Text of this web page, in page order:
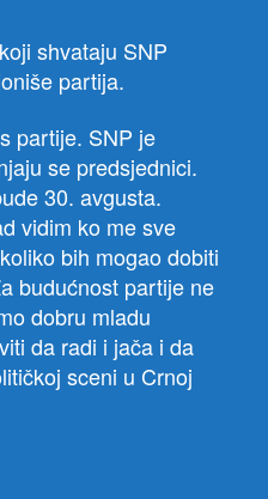
shvataju SNP
partija.
partije. SNP je
se predsjednici.
30. avgusta.
vidim ko me sve
bih mogao dobiti
budućnost partije ne
dobru mladu
da radi i jača i da
sceni u Crnoj